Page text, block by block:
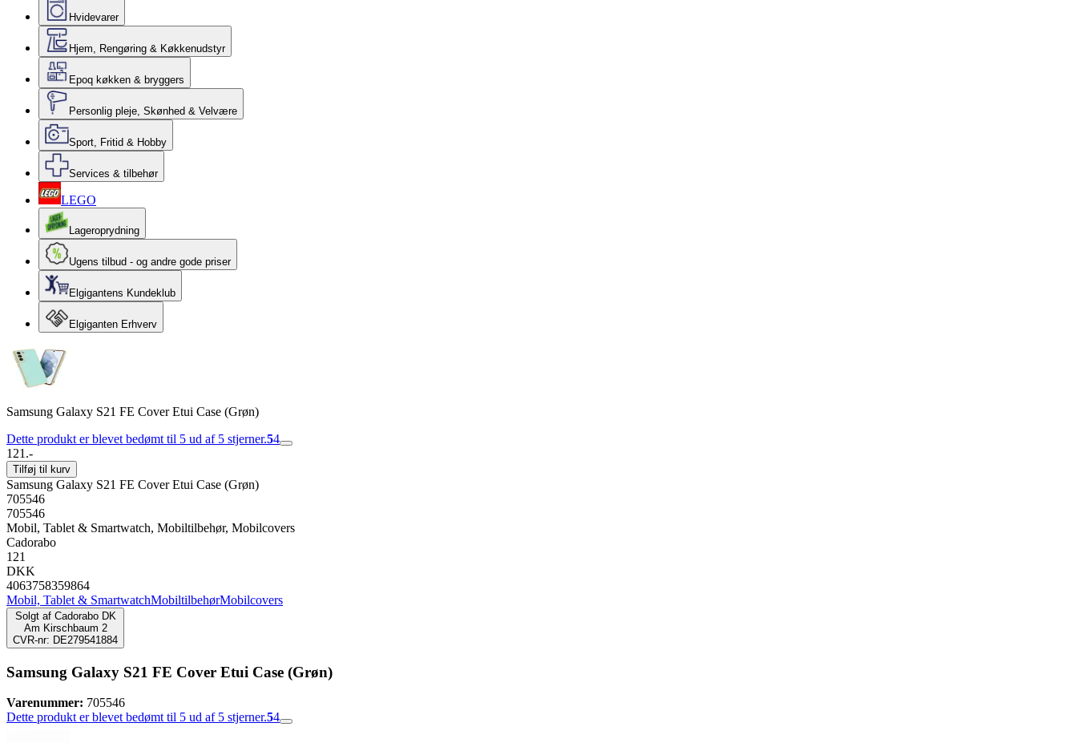
Hvidevarer
Hjem, Rengøring & Køkkenudstyr
Epoq køkken & bryggers
Personlig pleje, Skønhed & Velvære
Sport, Fritid & Hobby
Services & tilbehør
LEGO
Lageroprydning
Ugens tilbud - og andre gode priser
Elgigantens Kundeklub
Elgiganten Erhverv
Samsung Galaxy S21 FE Cover Etui Case (Grøn)
Dette produkt er blevet bedømt til 5 ud af 5 stjerner.54
121.-
Tilføj til kurv
Samsung Galaxy S21 FE Cover Etui Case (Grøn)
705546
705546
Mobil, Tablet & Smartwatch, Mobiltilbehør, Mobilcovers
Cadorabo
121
DKK
4063758359864
Mobil, Tablet & SmartwatchMobiltilbehørMobilcovers
Solgt af Cadorabo DK
Am Kirschbaum 2
CVR-nr: DE279541884
Samsung Galaxy S21 FE Cover Etui Case (Grøn)
Varenummer: 705546
Dette produkt er blevet bedømt til 5 ud af 5 stjerner.54